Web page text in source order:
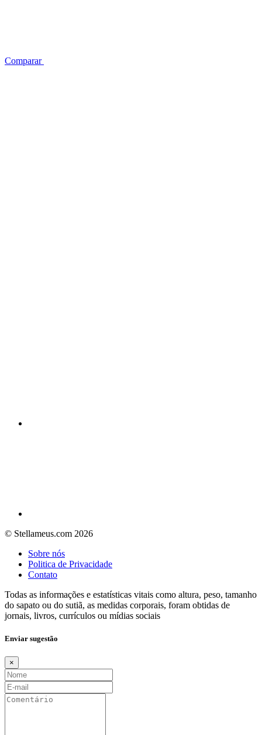
Comparar
© Stellameus.com 2026
Sobre nós
Politica de Privacidade
Contato
Todas as informações e estatísticas vitais como altura, peso, tamanho
do sapato ou do sutiã, as medidas corporais, foram obtidas de
jornais, livros, currículos ou mídias sociais
Enviar sugestão
×